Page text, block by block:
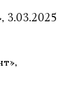
3.03.2025